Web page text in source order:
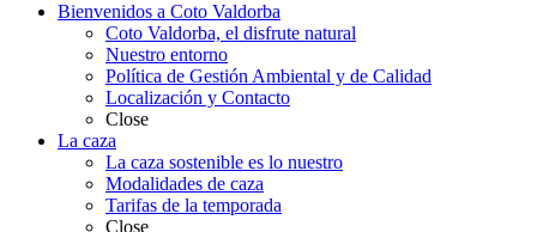
Bienvenidos a Coto Valdorba
Coto Valdorba, el disfrute natural
Nuestro entorno
Política de Gestión Ambiental y de Calidad
Localización y Contacto
Close
La caza
La caza sostenible es lo nuestro
Modalidades de caza
Tarifas de la temporada
Close